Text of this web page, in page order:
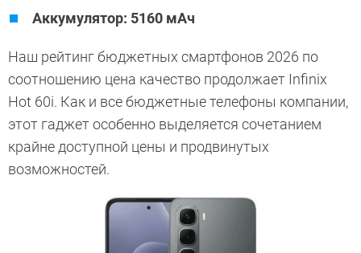
Аккумулятор: 5160 мАч
Наш рейтинг бюджетных смартфонов 2026 по
соотношению цена качество продолжает Infinix
Hot 60i. Как и все бюджетные телефоны компании,
этот гаджет особенно выделяется сочетанием
крайне доступной цены и продвинутых
возможностей.